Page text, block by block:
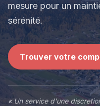
mesure pour un
sérénité.
Trouver votre
« Un service d'une